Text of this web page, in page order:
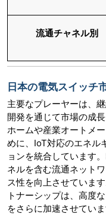
流通チャネル別
日本の電気スイッチ
主要なプレーヤーは、
開発を通じて市場の成
ホームや産業オートメ
めに、IoT対応のエネル
ョンを統合しています
ネルを含む流通ネット
ス性を向上させていま
トナーシップは、高度
をさらに加速させていま